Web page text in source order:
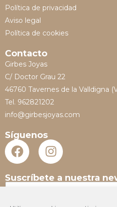
Política de privacidad
Aviso legal
Política de cookies
Contacto
Girbes Joyas
C/ Doctor Grau 22
46760 Tavernes de la Valldigna
Tel. 962821202
info@girbesjoyas.com
Síguenos
Suscríbete a nuestra
N